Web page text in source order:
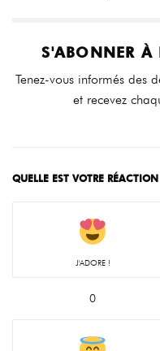
S'ABONNER À
Tenez-vous informés des
et recevez
QUELLE EST VOTRE
J'ADORE !
0